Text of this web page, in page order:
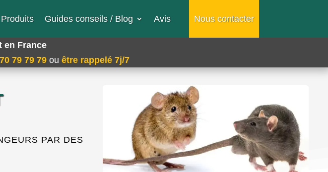
Produits Guides conseils / Blog Avis Nous contacter
en France
79 79 79 ou être rappelé 7j/7
PAR DES